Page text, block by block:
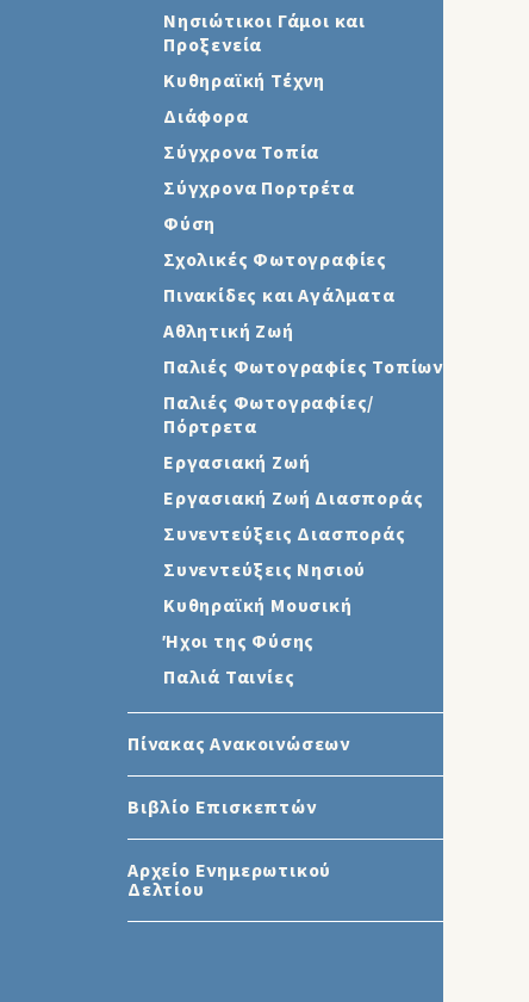
Νησιώτικοι Γάμοι και
Προξενεία
Κυθηραϊκή Τέχνη
Διάφορα
Σύγχρονα Τοπία
Σύγχρονα Πορτρέτα
Φύση
Σχολικές Φωτογραφίες
Πινακίδες και Αγάλματα
Αθλητική Ζωή
Παλιές Φωτογραφίες Τοπίων
Παλιές Φωτογραφίες/
Πόρτρετα
Εργασιακή Ζωή
Εργασιακή Ζωή Διασποράς
Συνεντεύξεις Διασποράς
Συνεντεύξεις Νησιού
Κυθηραϊκή Μουσική
Ήχοι της Φύσης
Παλιά Ταινίες
Πίνακας Ανακοινώσεων
Βιβλίο Επισκεπτών
Αρχείο Ενημερωτικού
Δελτίου